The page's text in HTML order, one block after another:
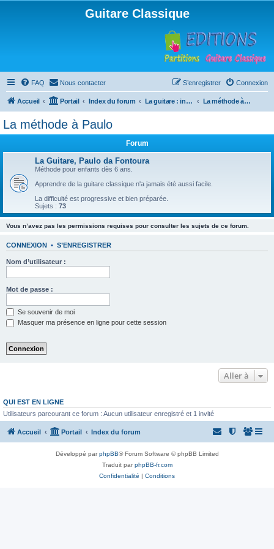
Guitare Classique
FAQ Nous contacter Connexion
S’enregistrer
Accueil Portail Index du forum La guitare : instrument, cours et théorie La méthode à Paulo
La méthode à Paulo
Forum
La Guitare, Paulo da Fontoura
Méthode pour enfants dès 6 ans.
Apprendre de la guitare classique n'a jamais été aussi facile.
La difficulté est progressive et bien préparée.
Sujets : 73
Vous n’avez pas les permissions requises pour consulter les sujets de ce forum.
CONNEXION • S’ENREGISTRER
Nom d’utilisateur :
Mot de passe :
Se souvenir de moi
Masquer ma présence en ligne pour cette session
Aller à
QUI EST EN LIGNE
Utilisateurs parcourant ce forum : Aucun utilisateur enregistré et 1 invité
Accueil Portail Index du forum
Développé parphpBB® Forum Software © phpBB Limited
Traduit parphpBB-fr.com
Confidentialité | Conditions